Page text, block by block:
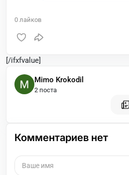
0 лайков
[/ifxfvalue]
Mimo Krokodil
2 поста
Комментариев нет